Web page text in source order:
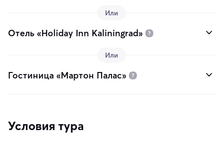
Или
Отель «Holiday Inn Kaliningrad»
Или
Гостиница «Мартон Палас»
Условия тура